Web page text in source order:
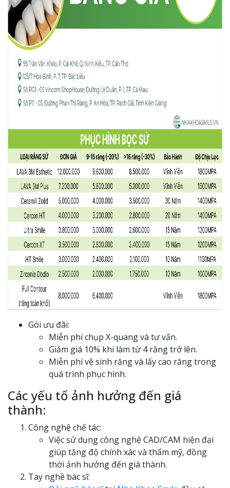
Gói ưu đãi:
Miễn phí chụp X-quang và tư vấn.
Giảm giá 10% khi làm từ 4 răng trở lên.
Miễn phí vệ sinh răng và lấy cao răng trong
quá trình phục hình.
Các yếu tố ảnh hưởng đến giá
thành:
Công nghệ chế tác:
Việc sử dụng công nghệ CAD/CAM hiện đại
giúp tăng độ chính xác và thẩm mỹ, đồng
thời ảnh hưởng đến giá thành.
Tay nghề bác sĩ: